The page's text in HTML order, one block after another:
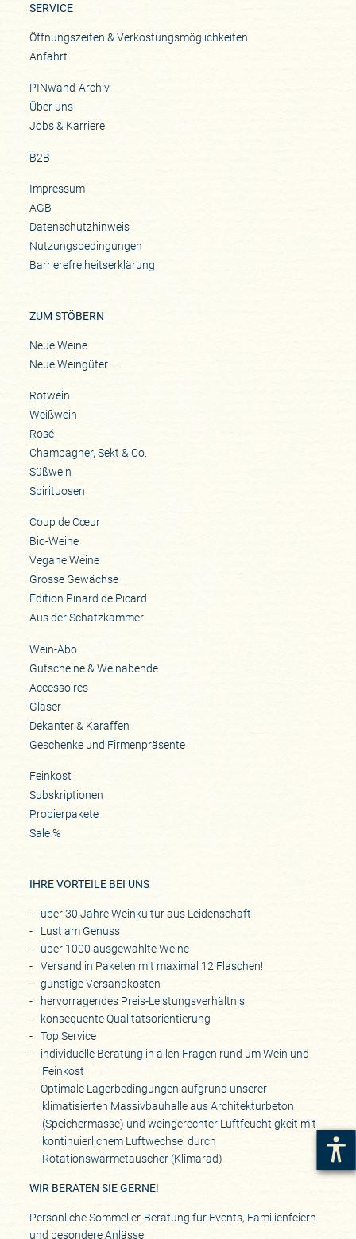
SERVICE
Öffnungszeiten & Verkostungsmöglichkeiten
Anfahrt
PINwand-Archiv
Über uns
Jobs & Karriere
B2B
Impressum
AGB
Datenschutzhinweis
Nutzungsbedingungen
Barrierefreiheitserklärung
ZUM STÖBERN
Neue Weine
Neue Weingüter
Rotwein
Weißwein
Rosé
Champagner, Sekt & Co.
Süßwein
Spirituosen
Coup de Cœur
Bio-Weine
Vegane Weine
Grosse Gewächse
Edition Pinard de Picard
Aus der Schatzkammer
Wein-Abo
Gutscheine & Weinabende
Accessoires
Gläser
Dekanter & Karaffen
Geschenke und Firmenpräsente
Feinkost
Subskriptionen
Probierpakete
Sale %
IHRE VORTEILE BEI UNS
über 30 Jahre Weinkultur aus Leidenschaft
Lust am Genuss
über 1000 ausgewählte Weine
Versand in Paketen mit maximal 12 Flaschen!
günstige Versandkosten
hervorragendes Preis-Leistungsverhältnis
konsequente Qualitätsorientierung
Top Service
individuelle Beratung in allen Fragen rund um Wein und
Feinkost
Optimale Lagerbedingungen aufgrund unserer
klimatisierten Massivbauhalle aus Architekturbeton
(Speichermasse) und weingerechter Luftfeuchtigkeit mit
kontinuierlichem Luftwechsel durch
Rotationswärmetauscher (Klimarad)
WIR BERATEN SIE GERNE!
Persönliche Sommelier-Beratung für Events, Familienfeiern
und besondere Anlässe.